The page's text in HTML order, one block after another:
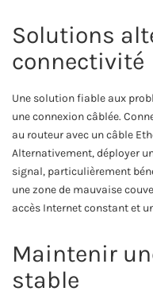
Solutions
connectivité
Une solution fiable aux
une connexion câblée.
au routeur avec un câble
Alternativement, déployer
signal, particulièrement
une zone de mauvaise
accès Internet constant et
Maintenir
stable